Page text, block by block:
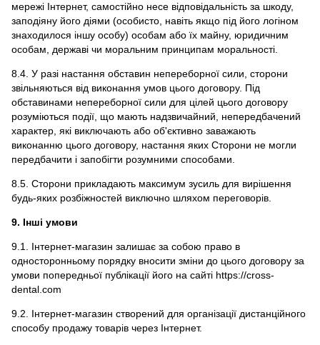
мережі Інтернет, самостійно несе відповідальність за шкоду,
заподіяну його діями (особисто, навіть якщо під його логіном
знаходилося іншу особу) особам або їх майну, юридичним
особам, державі чи моральним принципам моральності.
8.4. У разі настання обставин непереборної сили, сторони
звільняються від виконання умов цього договору. Під
обставинами непереборної сили для цілей цього договору
розуміються події, що мають надзвичайний, непередбачений
характер, які виключають або об'єктивно заважають
виконанню цього договору, настання яких Сторони не могли
передбачити і запобігти розумними способами.
8.5. Сторони прикладають максимум зусиль для вирішення
будь-яких розбіжностей виключно шляхом переговорів.
9. Інші умови
9.1. Інтернет-магазин залишає за собою право в
односторонньому порядку вносити зміни до цього договору за
умови попередньої публікації його на сайті https://cross-
dental.com
9.2. Інтернет-магазин створений для організації дистанційного
способу продажу товарів через Інтернет.